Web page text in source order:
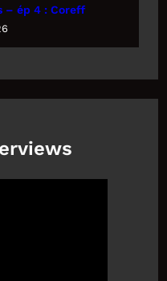
– ép 4 : Coreff